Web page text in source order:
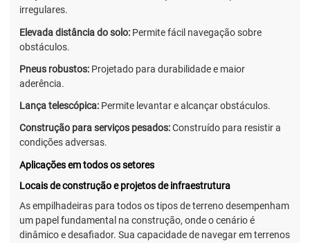
irregulares.
Elevada distância do solo: Permite fácil navegação sobre
obstáculos.
Pneus robustos: Projetado para durabilidade e maior
aderência.
Lança telescópica: Permite levantar e alcançar obstáculos.
Construção para serviços pesados:Construído para resistir a
condições adversas.
Aplicações em todos os setores
Locais de construção e projetos de infraestrutura
As empilhadeiras para todos os tipos de terreno desempenham
um papel fundamental na construção, onde o cenário é
dinâmico e desafiador. Sua capacidade de navegar em terrenos